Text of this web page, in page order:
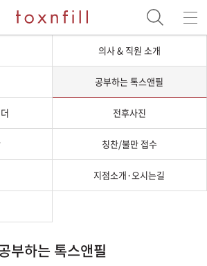
의사 & 직원 소개
공부하는 톡스앤필
전후사진
칭찬/불만 접수
지점소개·오시는길
부하는 톡스앤필